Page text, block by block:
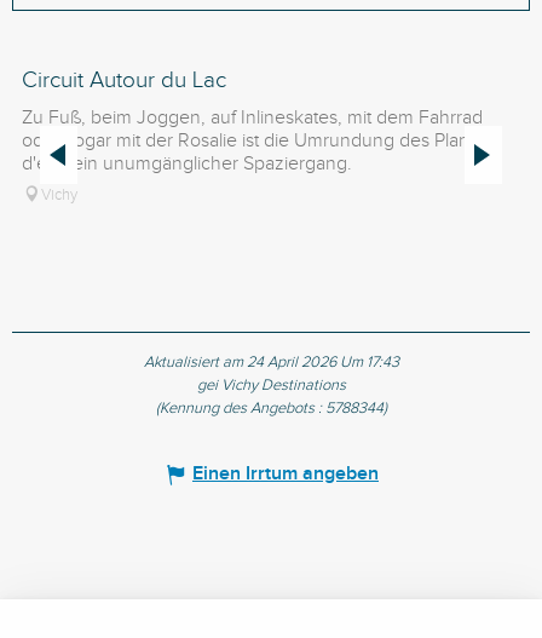
Circuit Autour du Lac
Zu Fuß, beim Joggen, auf Inlineskates, mit dem Fahrrad
oder sogar mit der Rosalie ist die Umrundung des Plan
d'eau ein unumgänglicher Spaziergang.
Vichy
Aktualisiert am 24 April 2026 Um 17:43
gei Vichy Destinations
(Kennung des Angebots : 5788344)
Einen Irrtum angeben